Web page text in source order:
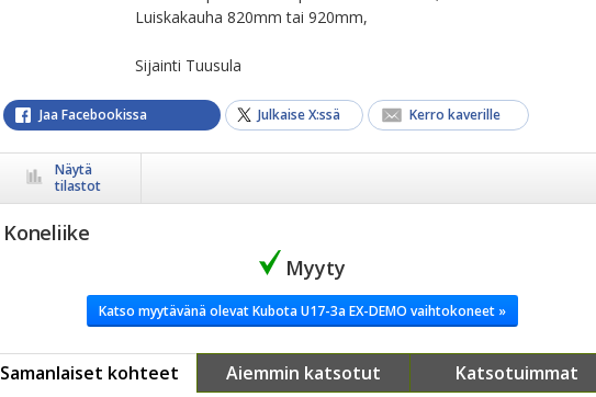
Luiskakauha 820mm tai 920mm,
Sijainti Tuusula
Jaa Facebookissa Julkaise X:ssä Kerro kaverille
Näytä
tilastot
Koneliike
Myyty
Katso myytävänä olevat Kubota U17-3a EX-DEMO vaihtokoneet »
Samanlaiset kohteet Aiemmin katsotut Katsotuimmat